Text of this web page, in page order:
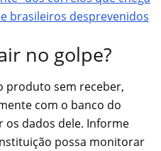
brasileiros desprevenidos
no golpe?
produto sem receber,
com o banco do
dados dele. Informe
possa monitorar